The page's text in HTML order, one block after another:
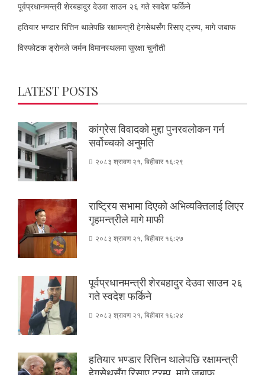
पूर्वप्रधानमन्त्री शेरबहादुर देउवा साउन २६ गते स्वदेश फर्किने
हतियार भण्डार रित्तिन थालेपछि रक्षामन्त्री हेगसेथसँग रिसाए ट्रम्प, मागे जबाफ
विस्फोटक ड्रोनले जर्मन विमानस्थलमा सुरक्षा चुनौती
LATEST POSTS
कांग्रेस विवादको मुद्दा पुनरवलोकन गर्न
सर्वोच्चको अनुमति
२०८३ श्रावण २१, बिहीबार १६:२९
राष्ट्रिय सभामा दिएको अभिव्यक्तिलाई लिएर
गृहमन्त्रीले मागे माफी
२०८३ श्रावण २१, बिहीबार १६:२७
पूर्वप्रधानमन्त्री शेरबहादुर देउवा साउन २६
गते स्वदेश फर्किने
२०८३ श्रावण २१, बिहीबार १६:२४
हतियार भण्डार रित्तिन थालेपछि रक्षामन्त्री